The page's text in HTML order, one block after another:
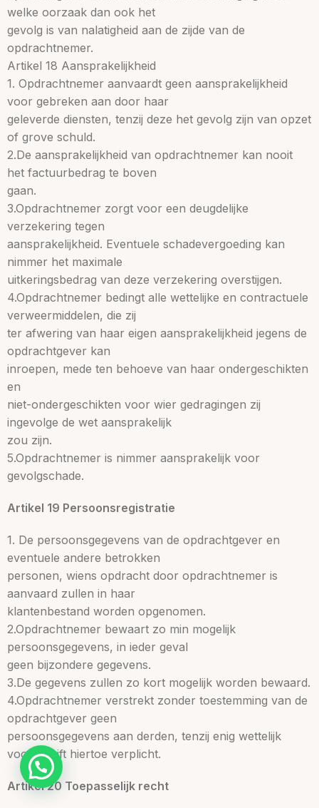
welke oorzaak dan ook het
gevolg is van nalatigheid aan de zijde van de
opdrachtnemer.
Artikel 18 Aansprakelijkheid
1. Opdrachtnemer aanvaardt geen aansprakelijkheid
voor gebreken aan door haar
geleverde diensten, tenzij deze het gevolg zijn van opzet
of grove schuld.
2.De aansprakelijkheid van opdrachtnemer kan nooit
het factuurbedrag te boven
gaan.
3.Opdrachtnemer zorgt voor een deugdelijke
verzekering tegen
aansprakelijkheid. Eventuele schadevergoeding kan
nimmer het maximale
uitkeringsbedrag van deze verzekering overstijgen.
4.Opdrachtnemer bedingt alle wettelijke en contractuele
verweermiddelen, die zij
ter afwering van haar eigen aansprakelijkheid jegens de
opdrachtgever kan
inroepen, mede ten behoeve van haar ondergeschikten
en
niet-ondergeschikten voor wier gedragingen zij
ingevolge de wet aansprakelijk
zou zijn.
5.Opdrachtnemer is nimmer aansprakelijk voor
gevolgschade.
Artikel 19 Persoonsregistratie
1. De persoonsgegevens van de opdrachtgever en
eventuele andere betrokken
personen, wiens opdracht door opdrachtnemer is
aanvaard zullen in haar
klantenbestand worden opgenomen.
2.Opdrachtnemer bewaart zo min mogelijk
persoonsgegevens, in ieder geval
geen bijzondere gegevens.
3.De gegevens zullen zo kort mogelijk worden bewaard.
4.Opdrachtnemer verstrekt zonder toestemming van de
opdrachtgever geen
persoonsgegevens aan derden, tenzij enig wettelijk
voorschrift hiertoe verplicht.
Artikel 20 Toepasselijk recht